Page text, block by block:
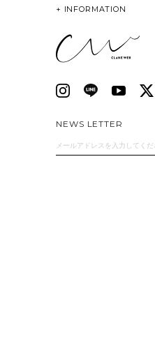
+ INFORMATION
NEWS LETTER